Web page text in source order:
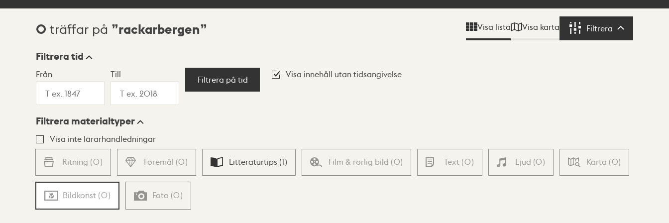
Sökresultat
0 träffar på rackarbergen Visa lista Visa karta Filtrera Filtrera
Visningsläge
Lista Karta
Filtrera tid
Från Till
Filtrera på tid
Visa innehåll utan tidsangivelse
Filtrera materialtyper
Visa inte lärarhandledningar
Ritning (0) Föremål (0) Litteraturtips (1) Film & rörlig bild (0) Text (0) Ljud (0) Karta (0)
Bildkonst (0) Foto (0)